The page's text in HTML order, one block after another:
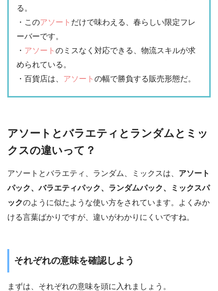
る。
・このアソート だけで味わえる、春らしい限定フレ
ーバーです。
・ アソート のミスなく対応できる、物流スキルが求
められている。
・百貨店は、 アソート の幅で勝負する販売形態だ。
アソートとバラエティとランダムとミッ
クスの違いって？
アソートとバラエティ、ランダム、ミックスは、 アソート
パック、バラエティパック、ランダムパック、ミックスパ
ックのように似たような使い方をされています。よくみか
ける言葉ばかりですが、違いがわかりにくいですね。
それぞれの意味を確認しよう
まずは、それぞれの意味を頭に入れましょう。